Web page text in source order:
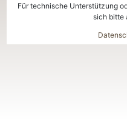
Für technische Unterstützung
sich bitte